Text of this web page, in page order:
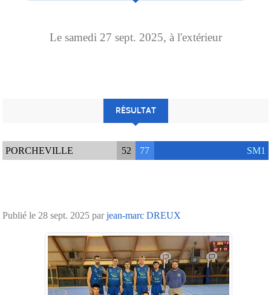
Le samedi 27 sept. 2025, à l'extérieur
RÉSULTAT
PORCHEVILLE 52 77 SM1
Publié le 28 sept. 2025 parjean-marc DREUX